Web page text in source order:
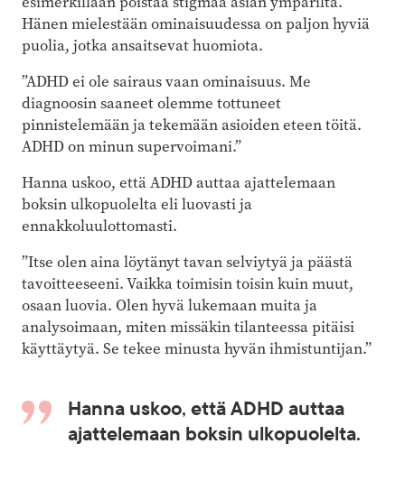
Hänen mielestään ominaisuudessa on paljon hyviä
puolia, jotka ansaitsevat huomiota.
”ADHD ei ole sairaus vaan ominaisuus. Me
diagnoosin saaneet olemme tottuneet
pinnistelemään ja tekemään asioiden eteen töitä.
ADHD on minun supervoimani.”
Hanna uskoo, että ADHD auttaa ajattelemaan
boksin ulkopuolelta eli luovasti ja
ennakkoluulottomasti.
”Itse olen aina löytänyt tavan selviytyä ja päästä
tavoitteeseeni. Vaikka toimisin toisin kuin muut,
osaan luovia. Olen hyvä lukemaan muita ja
analysoimaan, miten missäkin tilanteessa pitäisi
käyttäytyä. Se tekee minusta hyvän ihmistuntijan.”
Hanna uskoo, että ADHD auttaa
ajattelemaan boksin ulkopuolelta.